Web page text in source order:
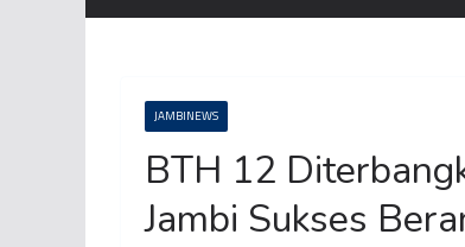
JAMBINEWS
BTH 12
Jambi Sukses